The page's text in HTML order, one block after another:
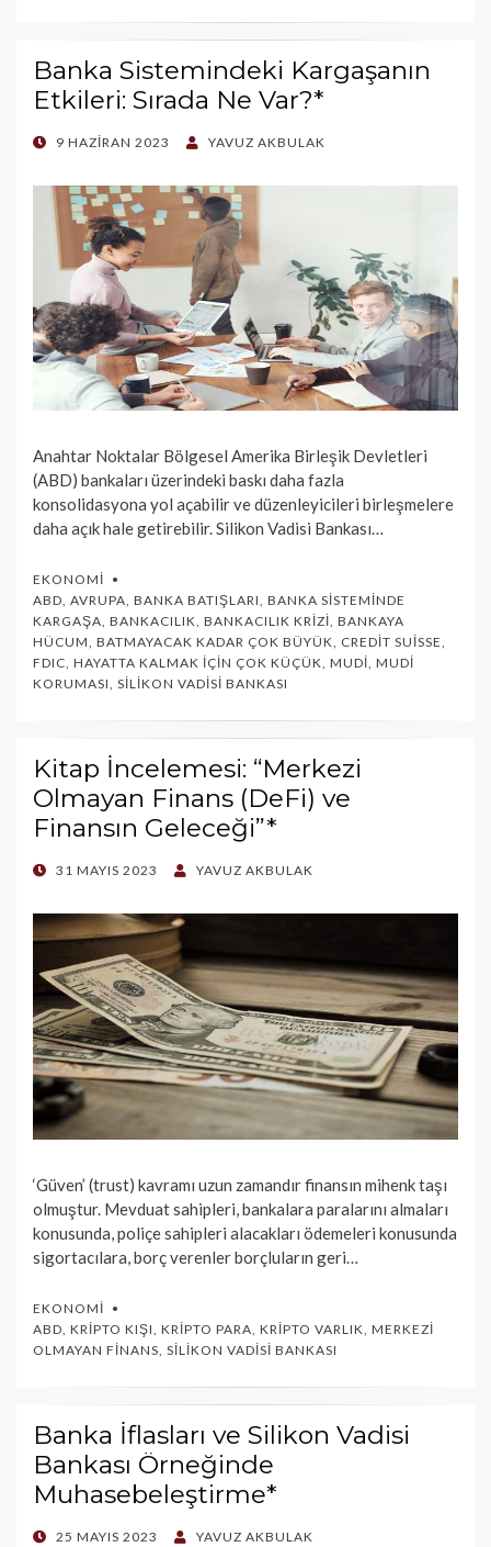
Banka Sistemindeki Kargaşanın
Etkileri: Sırada Ne Var?*
POSTED
9 HAZIRAN 2023 YAVUZ AKBULAK
Anahtar Noktalar Bölgesel Amerika Birleşik Devletleri
(ABD) bankaları üzerindeki baskı daha fazla
konsolidasyona yol açabilir ve düzenleyicileri birleşmelere
daha açık hale getirebilir. Silikon Vadisi Bankası…
EKONOMI
ABD, AVRUPA, BANKA BATIŞLARI, BANKA SISTEMINDE
KARGAŞA, BANKACILIK, BANKACILIK KRIZI, BANKAYA
HÜCUM, BATMAYACAK KADAR ÇOK BÜYÜK, CREDIT SUISSE,
FDIC, HAYATTA KALMAK İÇIN ÇOK KÜÇÜK, MUDI, MUDI
KORUMASI, SILIKON VADISI BANKASI
Kitap İncelemesi: “Merkezi
Olmayan Finans (DeFi) ve
Finansın Geleceği”*
POSTED
31 MAYIS 2023 YAVUZ AKBULAK
‘Güven’ (trust) kavramı uzun zamandır finansın mihenk taşı
olmuştur. Mevduat sahipleri, bankalara paralarını almaları
konusunda, poliçe sahipleri alacakları ödemeleri konusunda
sigortacılara, borç verenler borçluların geri…
EKONOMI
ABD, KRIPTO KIŞI, KRIPTO PARA, KRIPTO VARLIK, MERKEZI
OLMAYAN FINANS, SILIKON VADISI BANKASI
Banka İflasları ve Silikon Vadisi
Bankası Örneğinde
Muhasebeleştirme*
POSTED
25 MAYIS 2023 YAVUZ AKBULAK